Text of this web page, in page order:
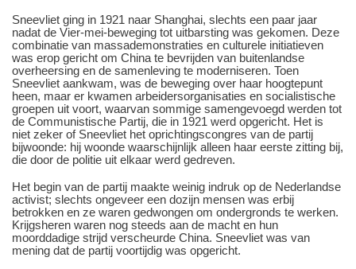
Sneevliet ging in 1921 naar Shanghai, slechts een paar jaar
nadat de Vier-mei-beweging tot uitbarsting was gekomen. Deze
combinatie van massademonstraties en culturele initiatieven
was erop gericht om China te bevrijden van buitenlandse
overheersing en de samenleving te moderniseren. Toen
Sneevliet aankwam, was de beweging over haar hoogtepunt
heen, maar er kwamen arbeidersorganisaties en socialistische
groepen uit voort, waarvan sommige samengevoegd werden tot
de Communistische Partij, die in 1921 werd opgericht. Het is
niet zeker of Sneevliet het oprichtingscongres van de partij
bijwoonde: hij woonde waarschijnlijk alleen haar eerste zitting bij,
die door de politie uit elkaar werd gedreven.
Het begin van de partij maakte weinig indruk op de Nederlandse
activist; slechts ongeveer een dozijn mensen was erbij
betrokken en ze waren gedwongen om ondergronds te werken.
Krijgsheren waren nog steeds aan de macht en hun
moorddadige strijd verscheurde China. Sneevliet was van
mening dat de partij voortijdig was opgericht.